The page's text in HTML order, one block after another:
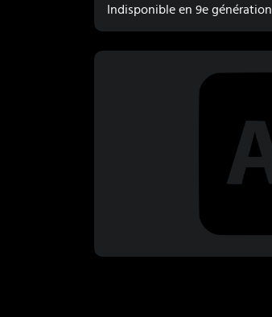
Indisponible en 9e génération.